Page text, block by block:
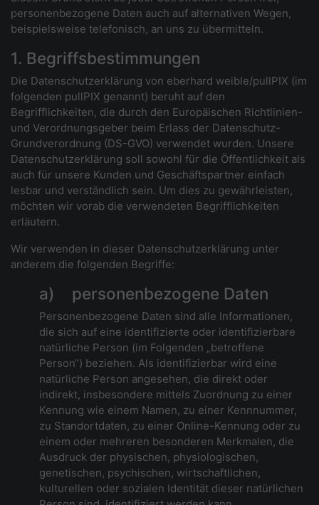
personenbezogene Daten auch auf alternativen Wegen,
beispielsweise telefonisch, an uns zu übermitteln.
1. Begriffsbestimmungen
Die Datenschutzerklärung von eberhard weible/pullPIX (im
folgenden pullPIX genannt) beruht auf den
Begrifflichkeiten, die durch den Europäischen Richtlinien-
und Verordnungsgeber beim Erlass der Datenschutz-
Grundverordnung (DS-GVO) verwendet wurden. Unsere
Datenschutzerklärung soll sowohl für die Öffentlichkeit als
auch für unsere Kunden und Geschäftspartner einfach
lesbar und verständlich sein. Um dies zu gewährleisten,
möchten wir vorab die verwendeten Begrifflichkeiten
erläutern.
Wir verwenden in dieser Datenschutzerklärung unter
anderem die folgenden Begriffe:
a) personenbezogene Daten
Personenbezogene Daten sind alle Informationen,
die sich auf eine identifizierte oder identifizierbare
natürliche Person (im Folgenden „betroffene
Person“) beziehen. Als identifizierbar wird eine
natürliche Person angesehen, die direkt oder
indirekt, insbesondere mittels Zuordnung zu einer
Kennung wie einem Namen, zu einer Kennnummer,
zu Standortdaten, zu einer Online-Kennung oder zu
einem oder mehreren besonderen Merkmalen, die
Ausdruck der physischen, physiologischen,
genetischen, psychischen, wirtschaftlichen,
kulturellen oder sozialen Identität dieser natürlichen